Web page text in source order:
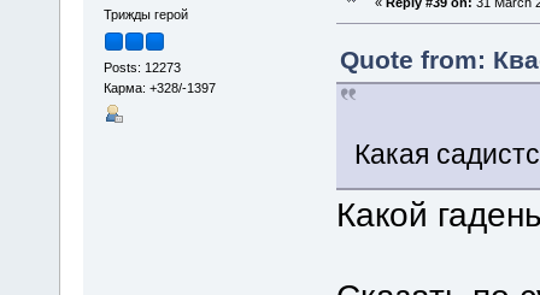
Трижды герой
Posts: 12273
Карма: +328/-1397
Quote from:
Какая
Какой